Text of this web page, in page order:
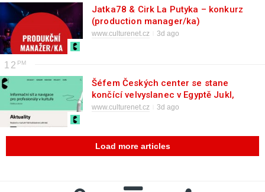
Jatka78 & Cirk La Putyka – konkurz
(production manager/ka)
www.culturenet.cz 3d ago
12
Šéfem Českých center se stane
končící velvyslanec v Egyptě Jukl,
oznámil ministr zahr. věcí Macinka
www.culturenet.cz 3d ago
Load more articles